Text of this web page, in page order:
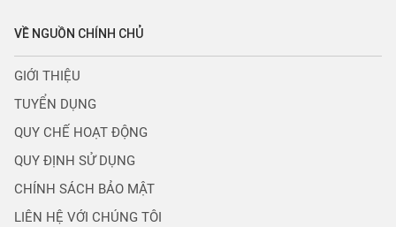
VỀ NGUỒN CHÍNH CHỦ
GIỚI THIỆU
TUYỂN DỤNG
QUY CHẾ HOẠT ĐỘNG
QUY ĐỊNH SỬ DỤNG
CHÍNH SÁCH BẢO MẬT
LIÊN HỆ VỚI CHÚNG TÔI